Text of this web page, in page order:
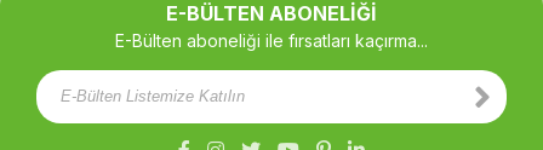
E-BÜLTEN ABONELİĞİ
E-Bülten aboneliği ile fırsatları kaçırma...